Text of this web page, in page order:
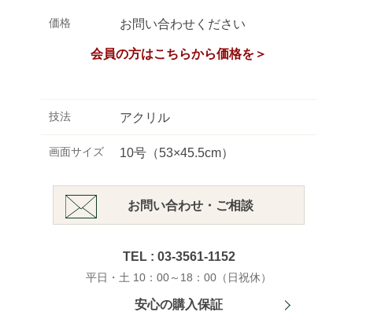
価格 お問い合わせください
会員の方はこちらから価格を＞
技法 アクリル
画面サイズ 10号（53×45.5cm）
お問い合わせ・ご相談
TEL : 03-3561-1152
平日・土 10：00～18：00（日祝休）
安心の購入保証